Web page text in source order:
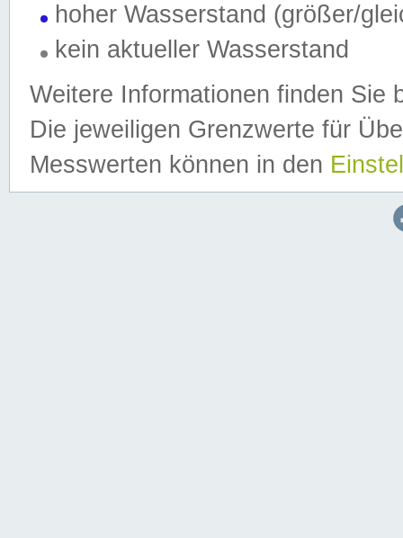
hoher Wasserstand (größer/
kein aktueller Wasserstand
Weitere Informationen finden Sie
Die jeweiligen Grenzwerte für
Messwerten können in den